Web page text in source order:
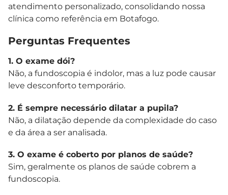
atendimento personalizado, consolidando nossa
clínica como referência em Botafogo.
Perguntas Frequentes
1. O exame dói?
Não, a fundoscopia é indolor, mas a luz pode causar
leve desconforto temporário.
2. É sempre necessário dilatar a pupila?
Não, a dilatação depende da complexidade do caso
e da área a ser analisada.
3. O exame é coberto por planos de saúde?
Sim, geralmente os planos de saúde cobrem a
fundoscopia.